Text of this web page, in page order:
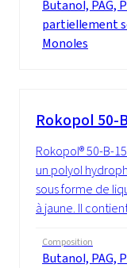
Butanol, PAG,
partiellement
Monoles
Rokopol 50-
Rokopol® 50-B-
un polyol
sous forme de
à jaune. Il
Composition
Butanol, PAG,